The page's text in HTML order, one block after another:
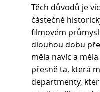
Těch důvodů je
částečně
filmovém
dlouhou dobu
měla navíc a
přesně ta, která
departmenty,